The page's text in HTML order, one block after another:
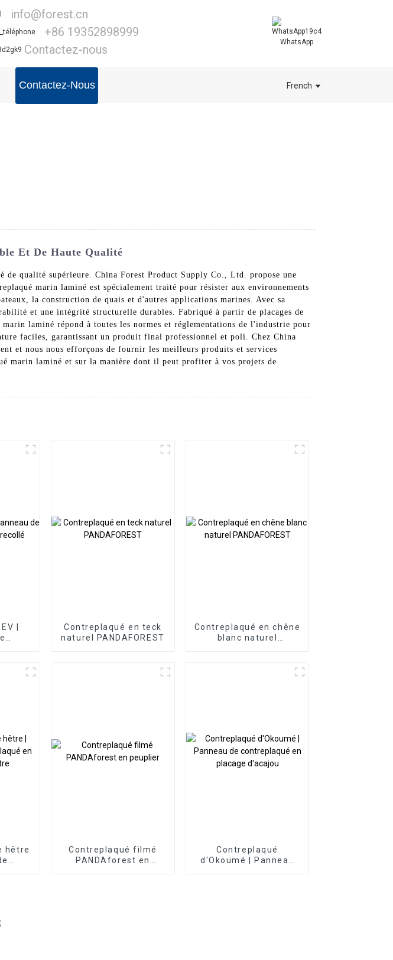
info@forest.cn
+86 19352898999
Contactez-nous
WhatsApp
Contactez-Nous French
Et De Haute Qualité
qualité supérieure. China Forest Product Supply Co., Ltd. propose une
marin laminé est spécialement traité pour résister aux environnements
la construction de quais et d'autres applications marines. Avec sa
et une intégrité structurelle durables. Fabriqué à partir de placages de
laminé répond à toutes les normes et réglementations de l'industrie pour
faciles, garantissant un produit final professionnel et poli. Chez China
et nous nous efforçons de fournir les meilleurs produits et services
marin laminé et sur la manière dont il peut profiter à vos projets de
|
Contreplaqué en teck
naturel PANDAFOREST
Contreplaqué en chêne
blanc naturel
hêtre
Contreplaqué filmé
PANDAforest en
Contreplaqué
d'Okoumé | Panneau